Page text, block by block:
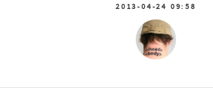
2013-04-24 09:58